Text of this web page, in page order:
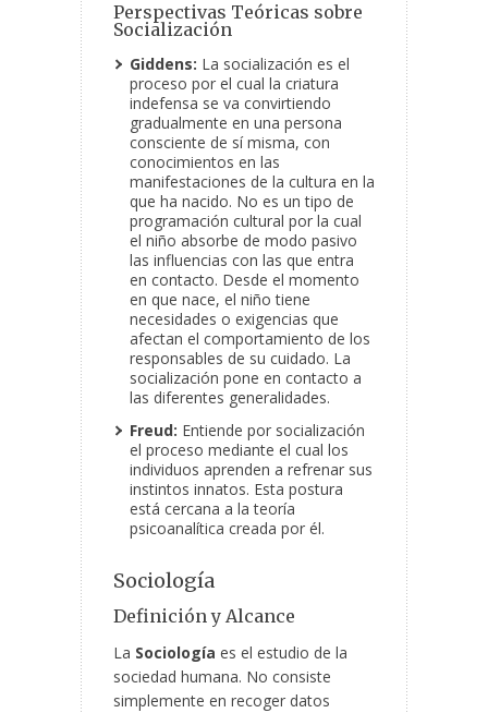
Perspectivas Teóricas sobre
Socialización
Giddens: La socialización es el
proceso por el cual la criatura
indefensa se va convirtiendo
gradualmente en una persona
consciente de sí misma, con
conocimientos en las
manifestaciones de la cultura en la
que ha nacido. No es un tipo de
programación cultural por la cual
el niño absorbe de modo pasivo
las influencias con las que entra
en contacto. Desde el momento
en que nace, el niño tiene
necesidades o exigencias que
afectan el comportamiento de los
responsables de su cuidado. La
socialización pone en contacto a
las diferentes generalidades.
Freud: Entiende por socialización
el proceso mediante el cual los
individuos aprenden a refrenar sus
instintos innatos. Esta postura
está cercana a la teoría
psicoanalítica creada por él.
Sociología
Definición y Alcance
La Sociología es el estudio de la
sociedad humana. No consiste
simplemente en recoger datos